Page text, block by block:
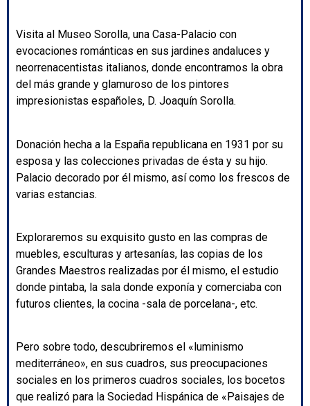
Visita al Museo Sorolla, una Casa-Palacio con
evocaciones románticas en sus jardines andaluces y
neorrenacentistas italianos, donde encontramos la obra
del más grande y glamuroso de los pintores
impresionistas españoles, D. Joaquín Sorolla.
Donación hecha a la España republicana en 1931 por su
esposa y las colecciones privadas de ésta y su hijo.
Palacio decorado por él mismo, así como los frescos de
varias estancias.
Exploraremos su exquisito gusto en las compras de
muebles, esculturas y artesanías, las copias de los
Grandes Maestros realizadas por él mismo, el estudio
donde pintaba, la sala donde exponía y comerciaba con
futuros clientes, la cocina -sala de porcelana-, etc.
Pero sobre todo, descubriremos el «luminismo
mediterráneo», en sus cuadros, sus preocupaciones
sociales en los primeros cuadros sociales, los bocetos
que realizó para la Sociedad Hispánica de «Paisajes de